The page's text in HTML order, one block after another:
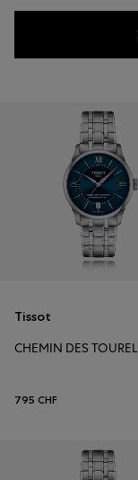
Tissot
795 CHF